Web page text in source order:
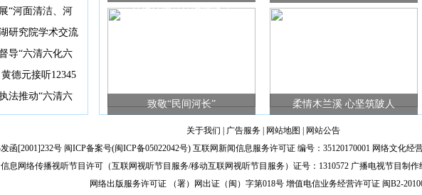
“河面清洁、河
研究院学术交流
导“六清六化六
德元接听12345
法推动“六清六
致敬“民间河长” 柔情木兰溪 心坚筑陂人
关于我们 广告服务 网站地图
网站公告
函[2001]232号 闽ICP备案号(闽ICP备05022042号) 互联网新闻信息服务许可证 编号：35120170001 网络文化经
信息网络传播视听节目许可（互联网视听节目服务/移动互联网视听节目服务）证号：1310572 广播电视节目制
网络出版服务许可证 （署）网出证（闽）字第018号 增值电信业务经营许可证 闽B2-